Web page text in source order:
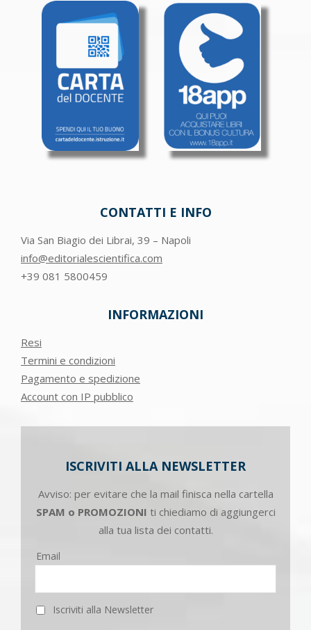
CONTATTI E INFO
Via San Biagio dei Librai, 39 – Napoli
info@editorialescientifica.com
+39 081 5800459
INFORMAZIONI
Resi
Termini e condizioni
Pagamento e spedizione
Account con IP pubblico
ISCRIVITI ALLA NEWSLETTER
Avviso: per evitare che la mail finisca nella cartella
SPAM o PROMOZIONI ti chiediamo di aggiungerci
alla tua lista dei contatti.
Email
Iscriviti alla Newsletter